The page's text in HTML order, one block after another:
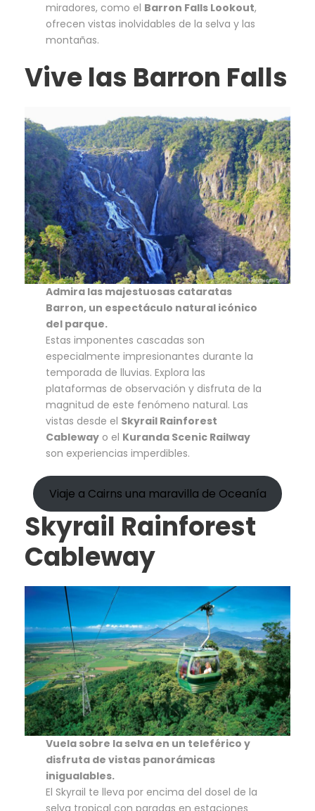
miradores, como el Barron Falls Lookout,
ofrecen vistas inolvidables de la selva y las
montañas.
Vive las Barron Falls
Admira las majestuosas cataratas
Barron, un espectáculo natural icónico
del parque.
Estas imponentes cascadas son
especialmente impresionantes durante la
temporada de lluvias. Explora las
plataformas de observación y disfruta de la
magnitud de este fenómeno natural. Las
vistas desde el Skyrail Rainforest
Cableway o el Kuranda Scenic Railway
son experiencias imperdibles.
Viaje a Cairns una maravilla de Oceanía
Skyrail Rainforest
Cableway
Vuela sobre la selva en un teleférico y
disfruta de vistas panorámicas
inigualables.
El Skyrail te lleva por encima del dosel de la
selva tropical con paradas en estaciones